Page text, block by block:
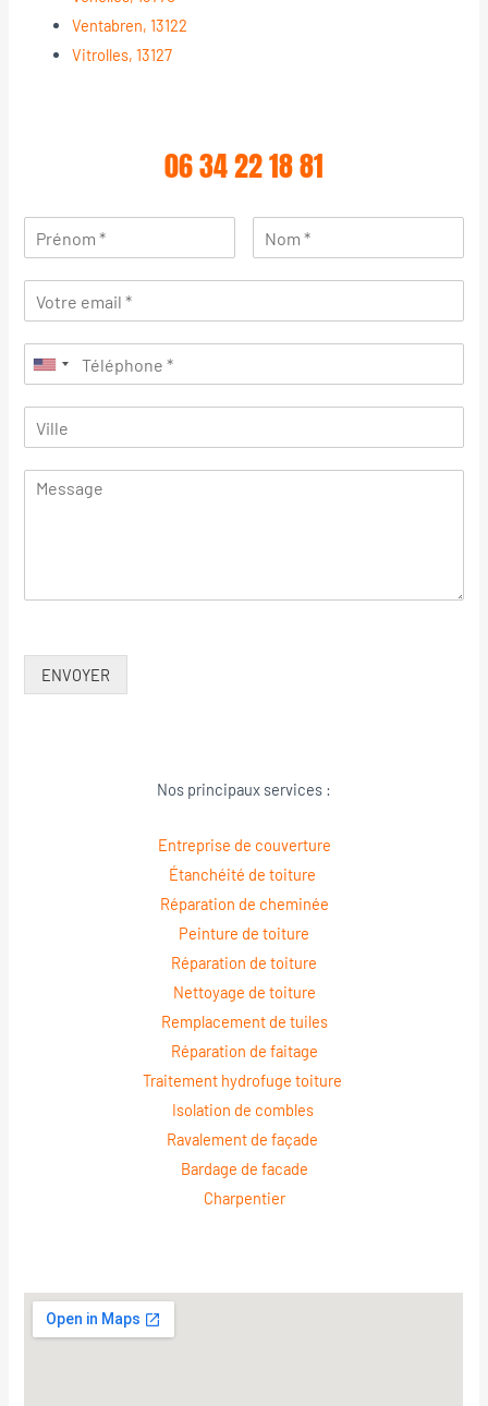
Ventabren, 13122
Vitrolles, 13127
06 34 22 18 81
ENVOYER
Nos principaux services :
Entreprise de couverture
Étanchéité de toiture
Réparation de cheminée
Peinture de toiture
Réparation de toiture
Nettoyage de toiture
Remplacement de tuiles
Réparation de faitage
Traitement hydrofuge toiture
Isolation de combles
Ravalement de façade
Bardage de facade
Charpentier